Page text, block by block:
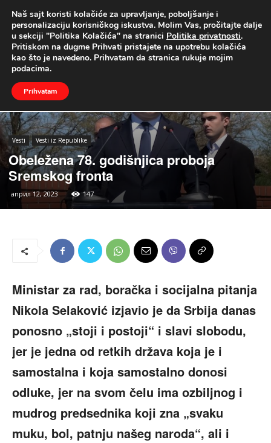
UŽIVO
Naslovna Vesti Vesti iz Republike
Vesti Vesti iz Republike
Obeležena 78. godišnjica proboja
Sremskog fronta
април 12, 2023 147
Ministar za rad, boračka i socijalna pitanja
Nikola Selaković izjavio je da Srbija danas
ponosno „stoji i postoji“ i slavi slobodu,
jer je jedna od retkih država koja je i
samostalna i koja samostalno donosi
odluke, jer na svom čelu ima ozbiljnog i
mudrog predsednika koji zna „svaku
muku, bol, patnju našeg naroda“, ali i
Naš sajt koristi kolačiće za upravljanje, poboljšanje i
personalizaciju korisničkog iskustva. Molim Vas, pročitajte dalje
u sekciji "Politika Kolačića" na stranici Politika privatnosti.
Pritiskom na dugme Prihvati pristajete na upotrebu kolačića
kao što je navedeno. Prihvatam da stranica rukuje mojim
podacima.
Prihvatam